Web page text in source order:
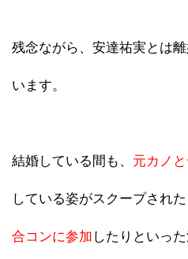
残念ながら、安達祐実とは
います。
結婚している間も、 元カノ
している姿がスクープされた
合コンに参加 したりといっ